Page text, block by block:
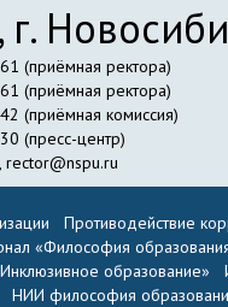
(приёмная ректора)
(приёмная ректора)
(приёмная комиссия)
(пресс-центр)
, rector@nspu.ru
Противодействие
«Философия
образование»
НИИ философия